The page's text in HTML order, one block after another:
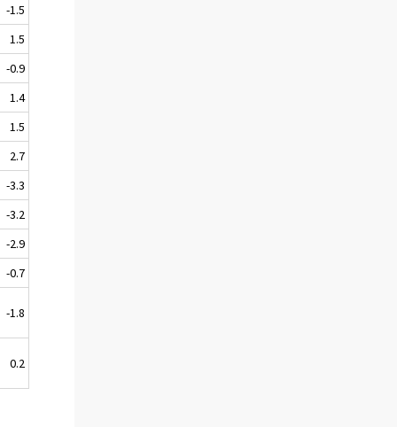
-1.5
1.5
-0.9
1.4
1.5
2.7
-3.3
-3.2
-2.9
-0.7
-1.8
0.2